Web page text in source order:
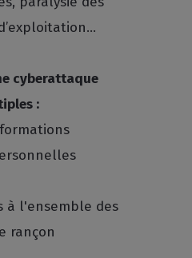
cyberattaque
:
à l'ensemble des
rançon